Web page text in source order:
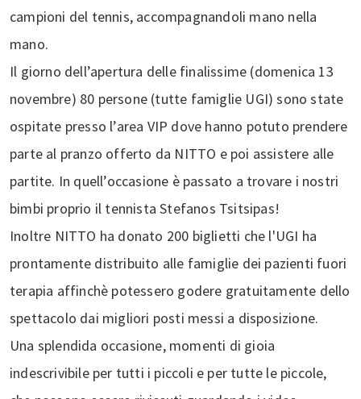
campioni del tennis, accompagnandoli mano nella
mano.
Il giorno dell’apertura delle finalissime (domenica 13
novembre) 80 persone (tutte famiglie UGI) sono state
ospitate presso l’area VIP dove hanno potuto prendere
parte al pranzo offerto da NITTO e poi assistere alle
partite. In quell’occasione è passato a trovare i nostri
bimbi proprio il tennista Stefanos Tsitsipas!
Inoltre NITTO ha donato 200 biglietti che l'UGI ha
prontamente distribuito alle famiglie dei pazienti fuori
terapia affinchè potessero godere gratuitamente dello
spettacolo dai migliori posti messi a disposizione.
Una splendida occasione, momenti di gioia
indescrivibile per tutti i piccoli e per tutte le piccole,